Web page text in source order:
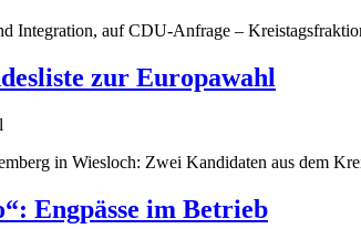
Integration, auf CDU-Anfrage –
zur Europawahl
in Wiesloch: Zwei Kandidaten aus dem
Engpässe im Betrieb